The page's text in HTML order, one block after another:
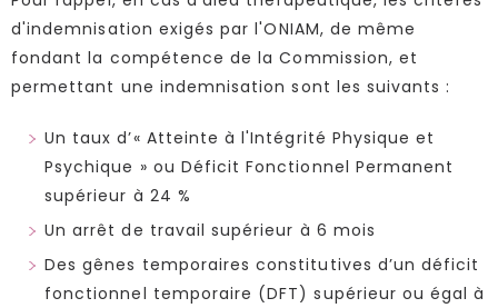
d'indemnisation exigés par l'ONIAM, de même
fondant la compétence de la Commission, et
permettant une indemnisation sont les suivants :
Un taux d’« Atteinte à l'Intégrité Physique et
Psychique » ou Déficit Fonctionnel Permanent
supérieur à 24 %
Un arrêt de travail supérieur à 6 mois
Des gênes temporaires constitutives d’un déficit
fonctionnel temporaire (DFT) supérieur ou égal à